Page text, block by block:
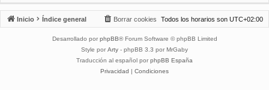
Inicio Índice general Todos los horarios son UTC+02:00
Borrar cookies
Desarrollado por phpBB® Forum Software © phpBB Limited
Style por Arty - phpBB 3.3 por MrGaby
Traducción al español por phpBB España
Privacidad | Condiciones